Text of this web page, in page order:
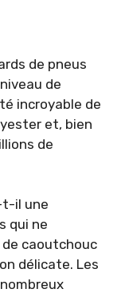
de pneus
de
incroyable de
et, bien
de
t-il une
qui ne
caoutchouc
délicate. Les